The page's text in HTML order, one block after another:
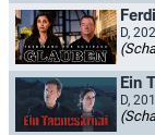
D,
Ein
D,